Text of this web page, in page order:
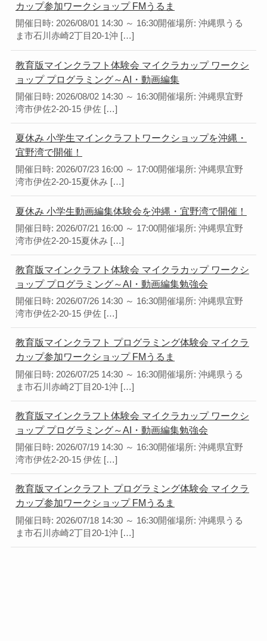
カップ参加ワークショップ FMうるま
開催日時: 2026/08/01 14:30 ～ 16:30開催場所: 沖縄県うる
ま市石川赤崎2丁目20-1沖 […]
教育版マインクラフト体験会 マイクラカップ ワークシ
ョップ プログラミング～AI・動画編集
開催日時: 2026/08/02 14:30 ～ 16:30開催場所: 沖縄県宜野
湾市伊佐2-20-15 伊佐 […]
夏休み 小学生マインクラフトワークショップを沖縄・
宜野湾で開催！
開催日時: 2026/07/23 16:00 ～ 17:00開催場所: 沖縄県宜野
湾市伊佐2-20-15夏休み […]
夏休み 小学生動画編集体験会を沖縄・宜野湾で開催！
開催日時: 2026/07/21 16:00 ～ 17:00開催場所: 沖縄県宜野
湾市伊佐2-20-15夏休み […]
教育版マインクラフト体験会 マイクラカップ ワークシ
ョップ プログラミング～AI・動画編集勉強会
開催日時: 2026/07/26 14:30 ～ 16:30開催場所: 沖縄県宜野
湾市伊佐2-20-15 伊佐 […]
教育版マインクラフト プログラミング体験会 マイクラ
カップ参加ワークショップ FMうるま
開催日時: 2026/07/25 14:30 ～ 16:30開催場所: 沖縄県うる
ま市石川赤崎2丁目20-1沖 […]
教育版マインクラフト体験会 マイクラカップ ワークシ
ョップ プログラミング～AI・動画編集勉強会
開催日時: 2026/07/19 14:30 ～ 16:30開催場所: 沖縄県宜野
湾市伊佐2-20-15 伊佐 […]
教育版マインクラフト プログラミング体験会 マイクラ
カップ参加ワークショップ FMうるま
開催日時: 2026/07/18 14:30 ～ 16:30開催場所: 沖縄県うる
ま市石川赤崎2丁目20-1沖 […]